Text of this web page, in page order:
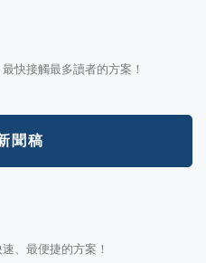
快接觸最多讀者的方案！
聞稿
、最便捷的方案！